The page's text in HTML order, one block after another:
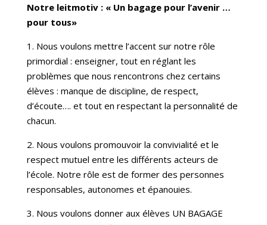
Notre leitmotiv : « Un bagage pour l’avenir …
pour tous»
1. Nous voulons mettre l’accent sur notre rôle
primordial : enseigner, tout en réglant les
problèmes que nous rencontrons chez certains
élèves : manque de discipline, de respect,
d’écoute…. et tout en respectant la personnalité de
chacun.
2. Nous voulons promouvoir la convivialité et le
respect mutuel entre les différents acteurs de
l’école. Notre rôle est de former des personnes
responsables, autonomes et épanouies.
3. Nous voulons donner aux élèves UN BAGAGE